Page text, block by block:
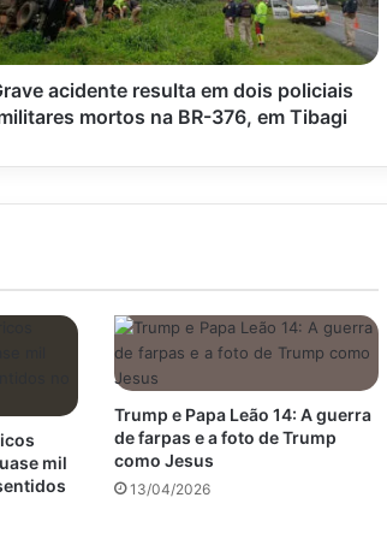
acidente resulta em dois policiais
mortos na BR-376, em Tibagi
mil
Trump e Papa Leão 14: A guerra
de farpas e a foto de Trump
como Jesus
13/04/2026